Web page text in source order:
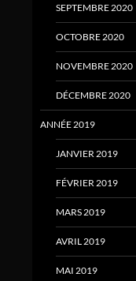
SEPTEMBRE 2020
OCTOBRE 2020
NOVEMBRE 2020
DÉCEMBRE 2020
ANNÉE 2019
JANVIER 2019
FÉVRIER 2019
MARS 2019
AVRIL 2019
MAI 2019